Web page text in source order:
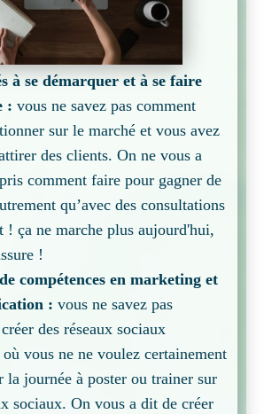
à se démarquer et à se faire
: vous ne savez pas comment
sur le marché et vous avez
des clients. On ne vous a
comment faire pour gagner de
qu’avec des consultations
! ça ne marche plus aujourd'hui,
!
compétences en marketing et
: vous ne savez pas
des réseaux sociaux
vous ne ne voulez certainement
la journée à poster ou trainer sur
sociaux. On vous a dit de créer